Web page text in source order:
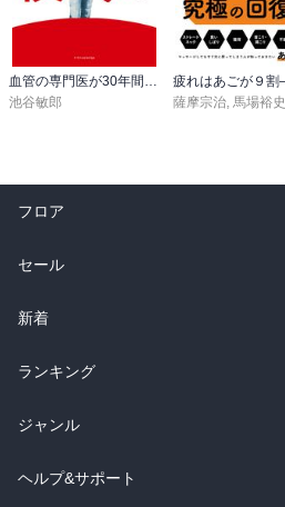
池谷敏郎
薩摩宗治 馬場裕史
フロア
総合
ラノベ
雑誌・グラビア
BL・TL
セール
総合
ラノベ
雑誌・グラビア
BL・TL
新着
総合
ラノベ
雑誌・グラビア
ランキング
総合
ラノベ
ジャンル
コミック
ヘルプ&サポート